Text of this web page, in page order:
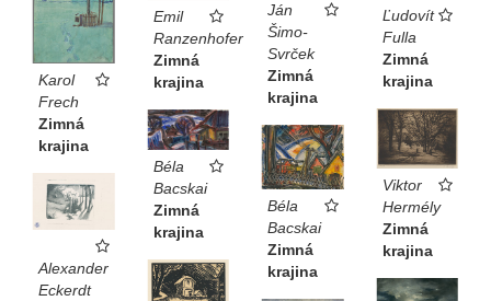
Karol
Frech
Zimná
krajina
Emil
Ranzenhofer
Zimná
krajina
Ján
Šimo-
Svrček
Zimná
krajina
Ľudovít
Fulla
Zimná
krajina
Viktor
Hermély
Zimná
krajina
Béla
Bacskai
Zimná
krajina
Béla
Bacskai
Zimná
krajina
Alexander
Eckerdt